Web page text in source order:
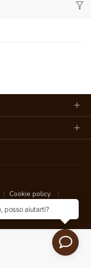
Cookie policy
tuacialda.it